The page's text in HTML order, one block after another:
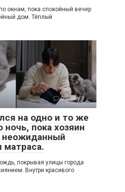
окнам, пока спокойный вечер
дом. Тёплый
0 3
на одно и то же
пока хозяин
неожиданный
матраса.
покрывая улицы города
Внутри красивого